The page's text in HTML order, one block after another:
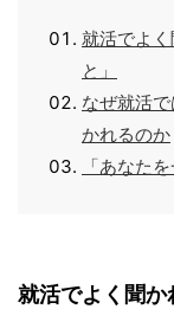
就活でよ
と」
なぜ就活
かれるのか
「あなた
就活でよく聞か